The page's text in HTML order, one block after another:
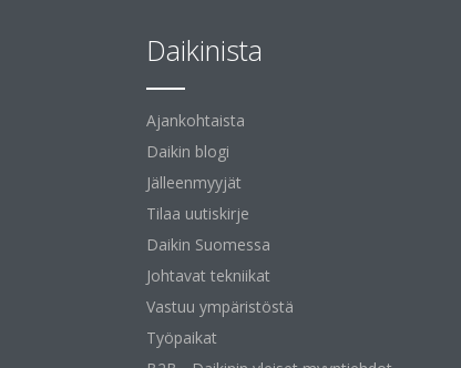
Daikinista
Ajankohtaista
Daikin blogi
Jälleenmyyjät
Tilaa uutiskirje
Daikin Suomessa
Johtavat tekniikat
Vastuu ympäristöstä
Työpaikat